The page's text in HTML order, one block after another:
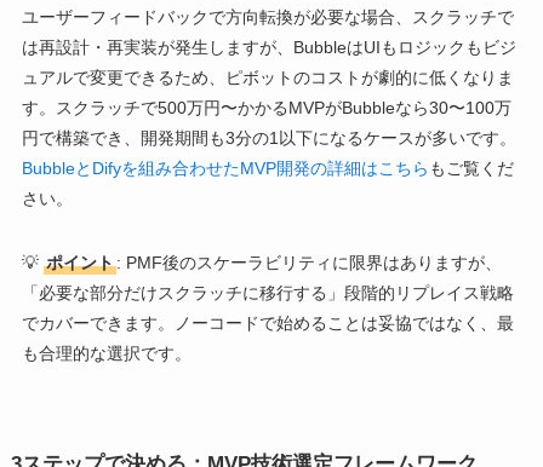
ユーザーフィードバックで方向転換が必要な場合、スクラッチで
は再設計・再実装が発生しますが、BubbleはUIもロジックもビジ
ュアルで変更できるため、ピボットのコストが劇的に低くなりま
す。スクラッチで500万円〜かかるMVPがBubbleなら30〜100万
円で構築でき、開発期間も3分の1以下になるケースが多いです。
BubbleとDifyを組み合わせたMVP開発の詳細はこちら もご覧くだ
さい。
💡 ポイント: PMF後のスケーラビリティに限界はありますが、
「必要な部分だけスクラッチに移行する」段階的リプレイス戦略
でカバーできます。ノーコードで始めることは妥協ではなく、最
も合理的な選択です。